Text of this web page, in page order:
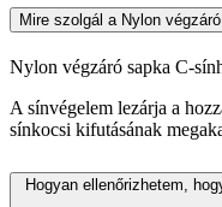
Mire szolgál a Nylon
Nylon végzáró sapka C-
A sínvégelem lezárja a
sínkocsi kifutásának
Hogyan ellenőrizhetem,